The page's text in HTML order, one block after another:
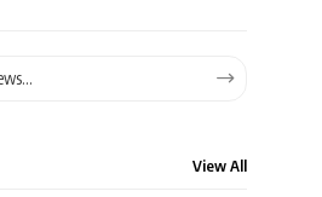
View All